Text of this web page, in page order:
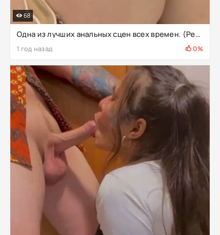
Одна из лучших анальных сцен всех времен. (Рекомендуется)
1 год назад 0%
68